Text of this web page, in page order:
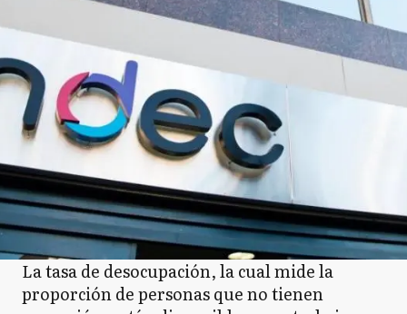
La tasa de desocupación, la cual mide la
proporción de personas que no tienen